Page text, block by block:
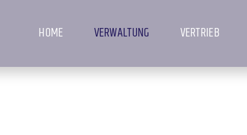
HOME VERWALTUNG VERTRIEB